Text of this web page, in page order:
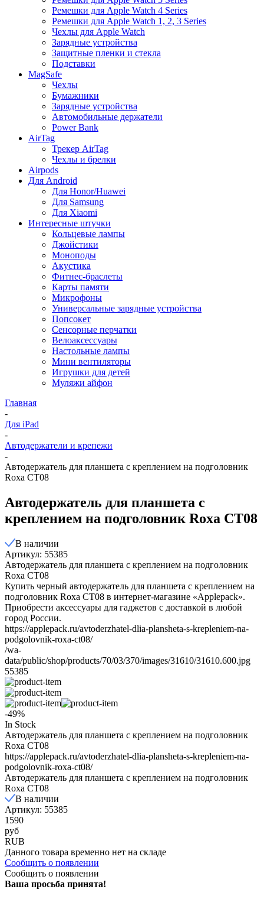
Ремешки для Apple Watch 4 Series
Ремешки для Apple Watch 1, 2, 3 Series
Чехлы для Apple Watch
Зарядные устройства
Защитные пленки и стекла
Подставки
MagSafe
Чехлы
Бумажники
Зарядные устройства
Автомобильные держатели
Power Bank
AirTag
Трекер AirTag
Чехлы и брелки
Airpods
Для Android
Для Honor/Huawei
Для Samsung
Для Xiaomi
Интересные штучки
Кольцевые лампы
Джойстики
Моноподы
Акустика
Фитнес-браслеты
Карты памяти
Микрофоны
Универсальные зарядные устройства
Попсокет
Сенсорные перчатки
Велоаксессуары
Настольные лампы
Мини вентиляторы
Игрушки для детей
Муляжи айфон
Главная
-
Для iPad
-
Автодержатели и крепежи
-
Автодержатель для планшета с креплением на подголовник
Roxa CT08
Автодержатель для планшета с
креплением на подголовник Roxa CT08
В наличии
Артикул: 55385
Автодержатель для планшета с креплением на подголовник
Roxa CT08
Купить черный автодержатель для планшета с креплением на
подголовник Roxa CT08 в интернет-магазине «Applepack».
Приобрести аксессуары для гаджетов с доставкой в любой
город России.
https://applepack.ru/avtoderzhatel-dlia-plansheta-s-krepleniem-na-
podgolovnik-roxa-ct08/
/wa-
data/public/shop/products/70/03/370/images/31610/31610.600.jpg
55385
-49%
In Stock
Автодержатель для планшета с креплением на подголовник
Roxa CT08
https://applepack.ru/avtoderzhatel-dlia-plansheta-s-krepleniem-na-
podgolovnik-roxa-ct08/
Автодержатель для планшета с креплением на подголовник
Roxa CT08
В наличии
Артикул: 55385
1590
руб
RUB
Данного товара временно нет на складе
Сообщить о появлении
Сообщить о появлении
Ваша просьба принята!